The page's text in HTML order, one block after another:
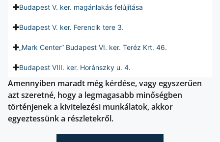
Budapest V. ker. magánlakás felújítása
Budapest V. ker. Ferencik tere 3.
„Mark Center” Budapest VI. ker. Teréz Krt. 46.
Budapest VIII. ker. Horánszky u. 4.
Amennyiben maradt még kérdése, vagy egyszerűen
azt szeretné, hogy a legmagasabb minőségben
történjenek a kivitelezési munkálatok, akkor
egyeztessünk a részletekről.